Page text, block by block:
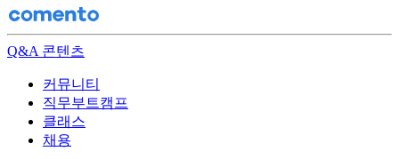
Q&A 콘텐츠
커뮤니티
직무부트캠프
클래스
채용